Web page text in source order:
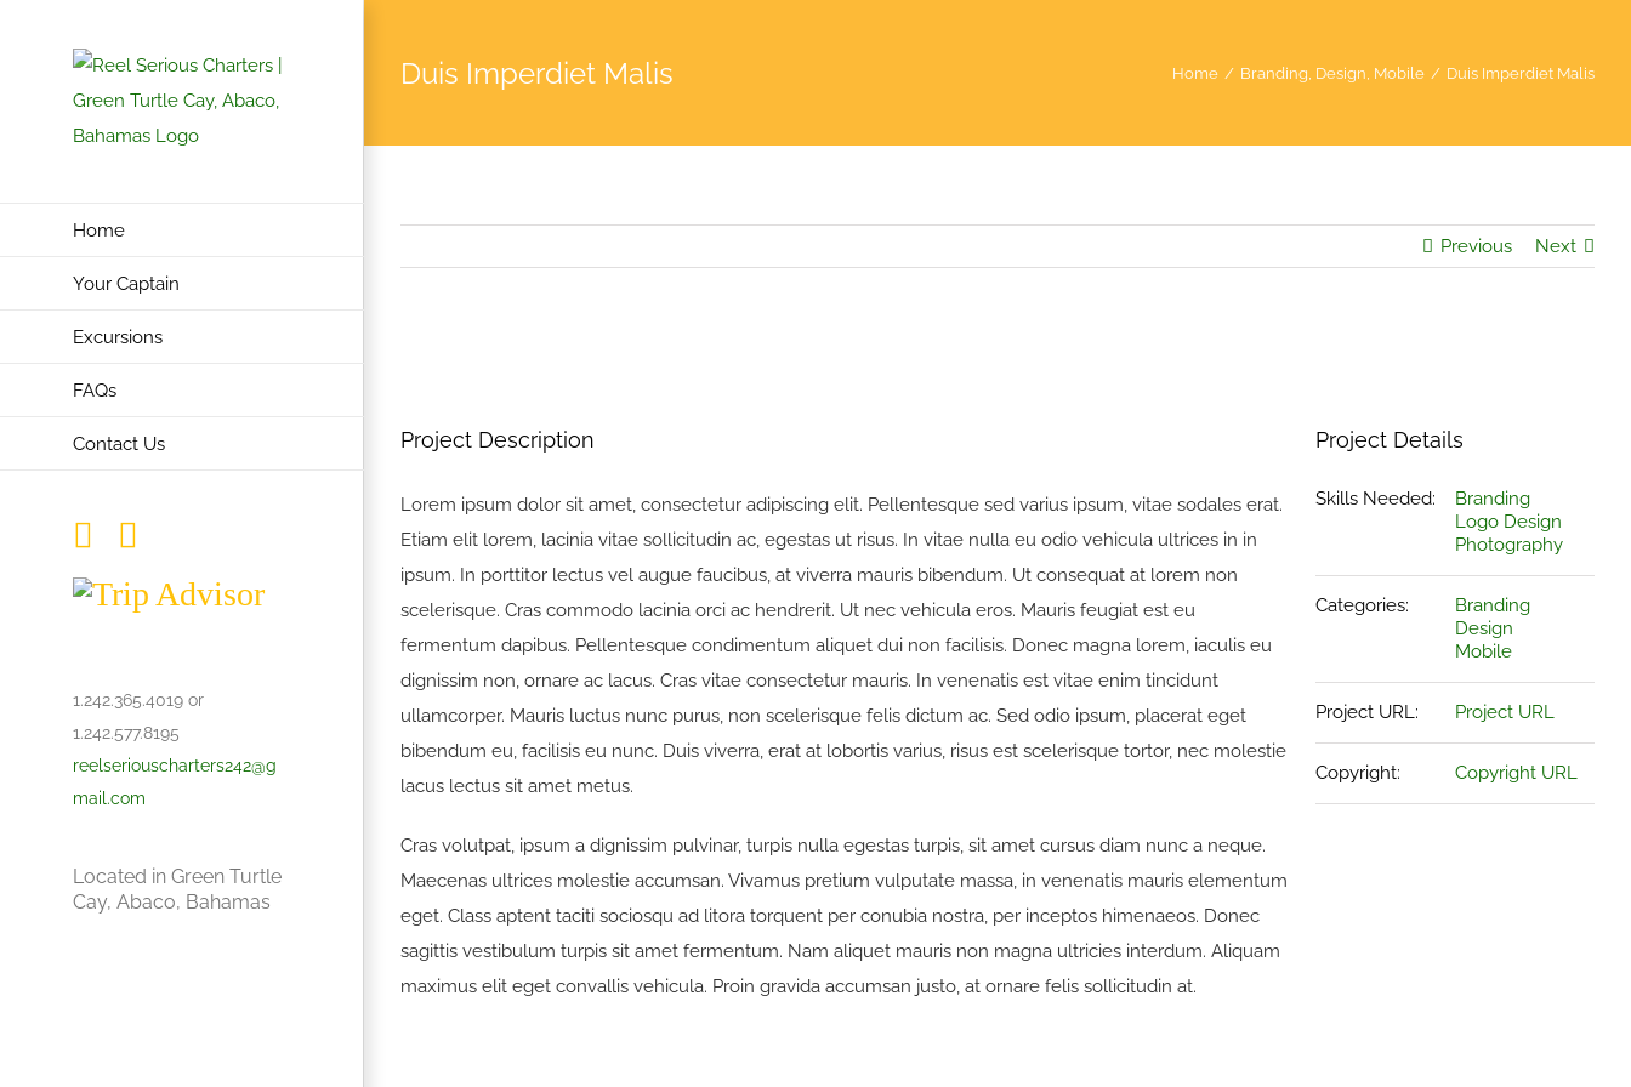
Home
Your Captain
Excursions
FAQs
Contact Us
Instagram
Trip
1.242.365.4019 or
1.242.577.8195
reelseriouscharters242@g
mail.com
Located in Green Turtle
Cay, Abaco, Bahamas
Duis Imperdiet Malis Home / Branding Design Mobile / Duis Imperdiet Malis
Previous Next
Image
Project Description
Lorem ipsum dolor sit amet, consectetur adipiscing elit. Pellentesque sed varius ipsum, vitae sodales erat.
Etiam elit lorem, lacinia vitae sollicitudin ac, egestas ut risus. In vitae nulla eu odio vehicula ultrices in in
ipsum. In porttitor lectus vel augue faucibus, at viverra mauris bibendum. Ut consequat at lorem non
scelerisque. Cras commodo lacinia orci ac hendrerit. Ut nec vehicula eros. Mauris feugiat est eu
fermentum dapibus. Pellentesque condimentum aliquet dui non facilisis. Donec magna lorem, iaculis eu
dignissim non, ornare ac lacus. Cras vitae consectetur mauris. In venenatis est vitae enim tincidunt
ullamcorper. Mauris luctus nunc purus, non scelerisque felis dictum ac. Sed odio ipsum, placerat eget
bibendum eu, facilisis eu nunc. Duis viverra, erat at lobortis varius, risus est scelerisque tortor, nec molestie
lacus lectus sit amet metus.
Cras volutpat, ipsum a dignissim pulvinar, turpis nulla egestas turpis, sit amet cursus diam nunc a neque.
Maecenas ultrices molestie accumsan. Vivamus pretium vulputate massa, in venenatis mauris elementum
eget. Class aptent taciti sociosqu ad litora torquent per conubia nostra, per inceptos himenaeos. Donec
sagittis vestibulum turpis sit amet fermentum. Nam aliquet mauris non magna ultricies interdum. Aliquam
maximus elit eget convallis vehicula. Proin gravida accumsan justo, at ornare felis sollicitudin at.
Project Details
Skills Needed:
Branding
Logo Design
Photography
Categories:
Branding
Design
Mobile
Project URL: Project URL
Copyright: Copyright URL